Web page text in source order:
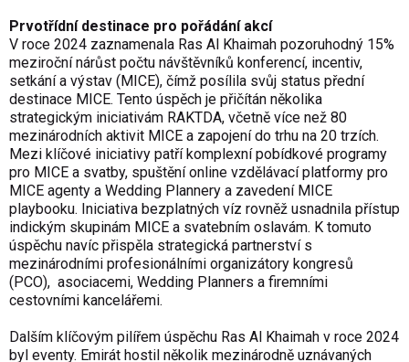
Prvotřídní destinace pro pořádání akcí
V roce 2024 zaznamenala Ras Al Khaimah pozoruhodný 15%
meziroční nárůst počtu návštěvníků konferencí, incentiv,
setkání a výstav (MICE), čímž posílila svůj status přední
destinace MICE. Tento úspěch je přičítán několika
strategickým iniciativám RAKTDA, včetně více než 80
mezinárodních aktivit MICE a zapojení do trhu na 20 trzích.
Mezi klíčové iniciativy patří komplexní pobídkové programy
pro MICE a svatby, spuštění online vzdělávací platformy pro
MICE agenty a Wedding Plannery a zavedení MICE
playbooku. Iniciativa bezplatných víz rovněž usnadnila přístup
indickým skupinám MICE a svatebním oslavám. K tomuto
úspěchu navíc přispěla strategická partnerství s
mezinárodními profesionálními organizátory kongresů
(PCO), asociacemi, Wedding Planners a firemními
cestovními kancelářemi.
Dalším klíčovým pilířem úspěchu Ras Al Khaimah v roce 2024
byl eventy. Emirát hostil několik mezinárodně uznávaných